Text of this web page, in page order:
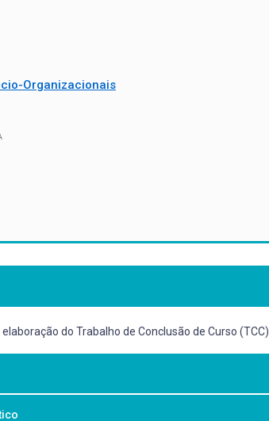
Organizacionais
do Trabalho de Conclusão de Curso (TCC).